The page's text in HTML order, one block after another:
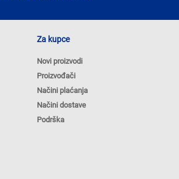
Za kupce
Novi proizvodi
Proizvođači
Načini plaćanja
Načini dostave
Podrška